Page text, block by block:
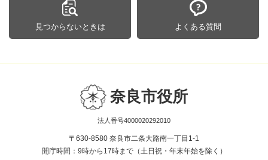
見つからないときは よくある質問
奈良市役所
法人番号4000020292010
〒630-8580 奈良市二条大路南一丁目1-1
開庁時間：9時から17時まで（土日祝・年末年始を除く）